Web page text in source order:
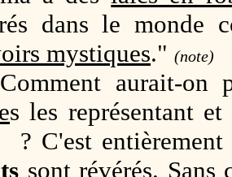
dans le monde
mystiques." (note)
aurait-on
s les représentant
? C'est
sont révérés. Sans